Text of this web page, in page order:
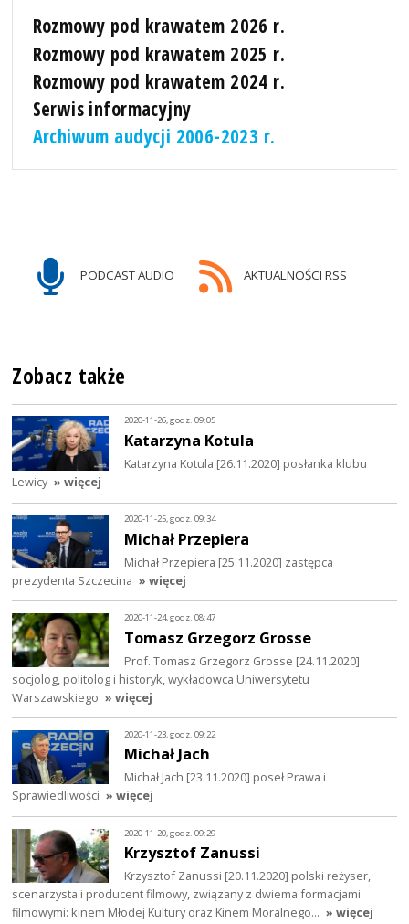
Rozmowy pod krawatem 2026 r.
Rozmowy pod krawatem 2025 r.
Rozmowy pod krawatem 2024 r.
Serwis informacyjny
Archiwum audycji 2006-2023 r.
PODCAST AUDIO AKTUALNOŚCI RSS
Zobacz także
2020-11-26, godz. 09:05
Katarzyna Kotula
Katarzyna Kotula [26.11.2020] posłanka klubu
Lewicy » więcej
2020-11-25, godz. 09:34
Michał Przepiera
Michał Przepiera [25.11.2020] zastępca
prezydenta Szczecina » więcej
2020-11-24, godz. 08:47
Tomasz Grzegorz Grosse
Prof. Tomasz Grzegorz Grosse [24.11.2020]
socjolog, politolog i historyk, wykładowca Uniwersytetu
Warszawskiego » więcej
2020-11-23, godz. 09:22
Michał Jach
Michał Jach [23.11.2020] poseł Prawa i
Sprawiedliwości » więcej
2020-11-20, godz. 09:29
Krzysztof Zanussi
Krzysztof Zanussi [20.11.2020] polski reżyser,
scenarzysta i producent filmowy, związany z dwiema formacjami
filmowymi: kinem Młodej Kultury oraz Kinem Moralnego… » więcej